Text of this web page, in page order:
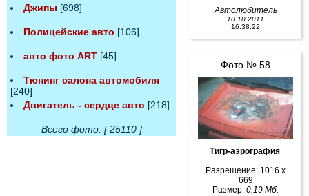
Джипы [698]
Полицейские авто [106]
авто фото ART [45]
Тюнинг салона автомобиля
[240]
Двигатель - сердце авто [218]
Всего фото: [ 25110 ]
Автолюбитель
10.10.2011
16:38:22
Фото № 58
Тигр-аэрография
Разрешение: 1016 x
669
Размер: 0.19 Мб.